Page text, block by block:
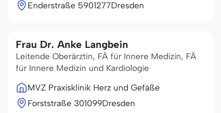
Enderstraße 5901277Dresden
Frau Dr. Anke Langbein
Leitende Oberärztin, FÄ für Innere Medizin, FÄ
für Innere Medizin und Kardiologie
MVZ Praxisklinik Herz und Gefäße
Forststraße 301099Dresden